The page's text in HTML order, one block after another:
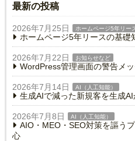
最新の投稿
2026年7月25日 ホームページ5年リー
ホームページ5年リースの基礎
2026年7月22日 お知らせなど
WordPress管理画面の警告メ
2026年7月14日 AI（人工知能）
生成AIで減った新規客を生成
2026年7月8日 AI（人工知能）
AIO・MEO・SEO対策を謳う
心